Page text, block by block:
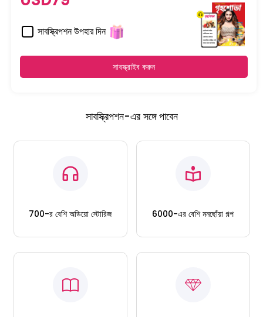
সাবস্ক্রিপশন উপহার দিন
সাবস্ক্রাইব করুন
সাবস্ক্রিপশন-এর সঙ্গে পাবেন
700-র বেশি অডিয়ো স্টোরিজ 6000-এর বেশি মনছোঁয়া গল্প